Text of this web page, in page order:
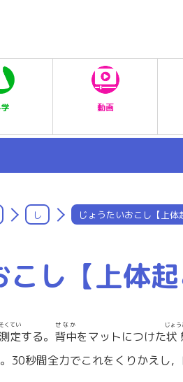
動画
し じょうたいおこし【上体
し【上体起
測定
くてい
する。 背中
せなか
をマットにつけた状
じょ
30秒間全力でこれをくりかえし，